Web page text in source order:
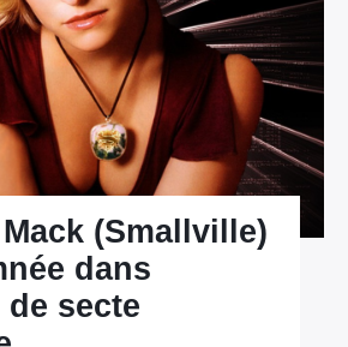
(Smallville)
dans
de secte